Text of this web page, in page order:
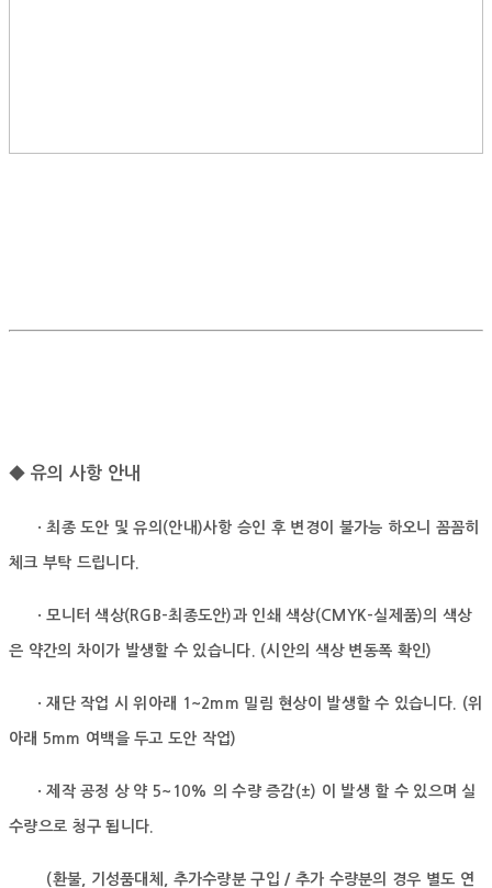
◆ 유의 사항 안내
· 최종 도안 및 유의(안내)사항 승인 후 변경이 불가능 하오니 꼼꼼히
체크 부탁 드립니다.
· 모니터 색상(RGB-최종도안)과 인쇄 색상(CMYK-실제품)의 색상
은 약간의 차이가 발생할 수 있습니다. (시안의 색상 변동폭 확인)
· 재단 작업 시 위아래 1~2mm 밀림 현상이 발생할 수 있습니다. (위
아래 5mm 여백을 두고 도안 작업)
· 제작 공정 상 약 5~10% 의 수량 증감(±) 이 발생 할 수 있으며 실
수량으로 청구 됩니다.
(환불, 기성품대체, 추가수량분 구입 / 추가 수량분의 경우 별도 연